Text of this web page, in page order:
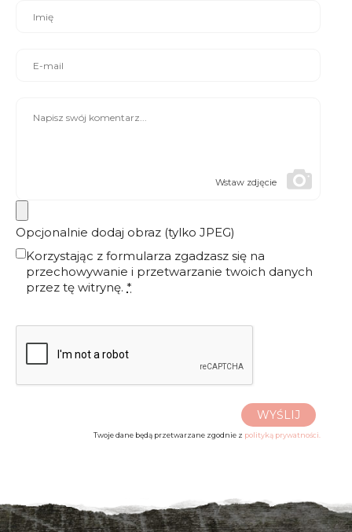
Wstaw zdjęcie
Opcjonalnie dodaj obraz (tylko JPEG)
Korzystając z formularza zgadzasz się na
przechowywanie i przetwarzanie twoich danych
przez tę witrynę. *
WYŚLIJ
Twoje dane będą przetwarzane zgodnie z polityką prywatności.